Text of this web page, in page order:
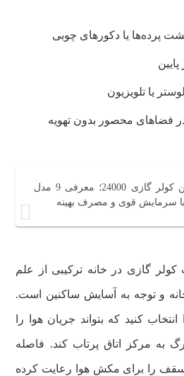
پرده‌ها یا دکورهای چوبی
یا تلویزیون
فضاهای محصور بدون تهویه
بهترین کولر گازی 24000؛ معرفی 9 مدل
با سرمایش قوی و مصرف بهینه
گازی در خانه ترکیبی از علم
و توجه به آسایش ساکنین است.
کنید که بتواند جریان هوا را
به مرکز اتاق پرتاب کند. فاصله
از سقف را برای مکش هوا رعایت کرده